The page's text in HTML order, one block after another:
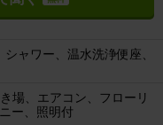
ャワー、温水洗浄便座、
場、エアコン、フローリ
ー、照明付